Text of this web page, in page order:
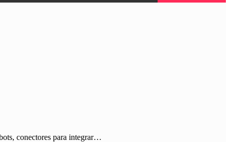
conectores para integrar…